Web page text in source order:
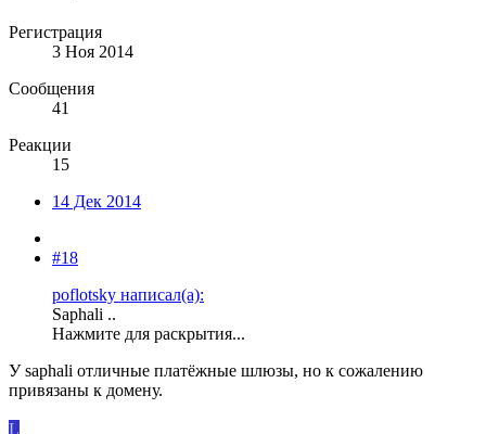
Регистрация
3 Ноя 2014
Сообщения
41
Реакции
15
14 Дек 2014
#18
poflotsky написал(а):
Saphali ..
Нажмите для раскрытия...
У saphali отличные платёжные шлюзы, но к сожалению
привязаны к домену.
L